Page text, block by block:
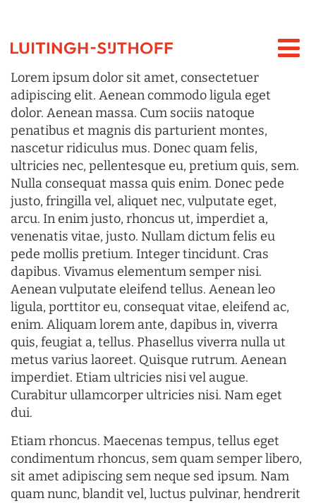
Lorem ipsum dolor sit amet, consectetuer
adipiscing elit. Aenean commodo ligula eget
dolor. Aenean massa. Cum sociis natoque
penatibus et magnis dis parturient montes,
nascetur ridiculus mus. Donec quam felis,
ultricies nec, pellentesque eu, pretium quis, sem.
Nulla consequat massa quis enim. Donec pede
justo, fringilla vel, aliquet nec, vulputate eget,
arcu. In enim justo, rhoncus ut, imperdiet a,
venenatis vitae, justo. Nullam dictum felis eu
pede mollis pretium. Integer tincidunt. Cras
dapibus. Vivamus elementum semper nisi.
Aenean vulputate eleifend tellus. Aenean leo
ligula, porttitor eu, consequat vitae, eleifend ac,
enim. Aliquam lorem ante, dapibus in, viverra
quis, feugiat a, tellus. Phasellus viverra nulla ut
metus varius laoreet. Quisque rutrum. Aenean
imperdiet. Etiam ultricies nisi vel augue.
Curabitur ullamcorper ultricies nisi. Nam eget
dui.
Etiam rhoncus. Maecenas tempus, tellus eget
condimentum rhoncus, sem quam semper libero,
sit amet adipiscing sem neque sed ipsum. Nam
quam nunc, blandit vel, luctus pulvinar, hendrerit